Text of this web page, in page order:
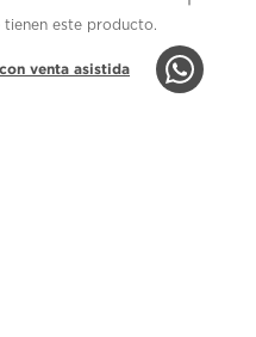
tienen este producto.
venta asistida